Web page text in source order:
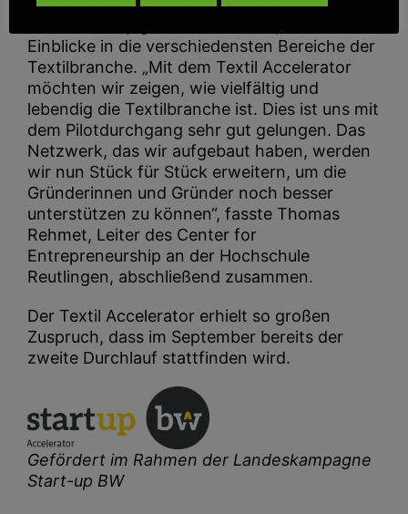
Einblicke in die verschiedensten Bereiche der
Textilbranche. „Mit dem Textil Accelerator
möchten wir zeigen, wie vielfältig und
lebendig die Textilbranche ist. Dies ist uns mit
dem Pilotdurchgang sehr gut gelungen. Das
Netzwerk, das wir aufgebaut haben, werden
wir nun Stück für Stück erweitern, um die
Gründerinnen und Gründer noch besser
unterstützen zu können“, fasste Thomas
Rehmet, Leiter des Center for
Entrepreneurship an der Hochschule
Reutlingen, abschließend zusammen.
Der Textil Accelerator erhielt so großen
Zuspruch, dass im September bereits der
zweite Durchlauf stattfinden wird.
Gefördert im Rahmen der Landeskampagne
Start-up BW